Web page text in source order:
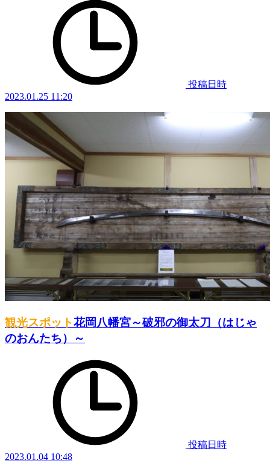
投稿日時
2023.01.25 11:20
観光スポット花岡八幡宮～破邪の御太刀（はじゃ
のおんたち）～
投稿日時
2023.01.04 10:48